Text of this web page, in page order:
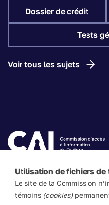
Utilisation de fichiers de
Le site de la Commission
témoins (cookies)
Dossier de crédit
Tests
Voir tous les sujets
Les textes de ce site Web
applicables. Ils n’ont pas
entre l’information du site et